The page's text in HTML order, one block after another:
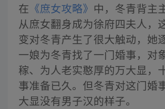
在 《庶女攻略》 中，冬青背主
从庶女翻身成为徐府四夫人，
变对冬青产生了很大触动，她
一娘为冬青找了一门婚事，对
稼、为人老实憨厚的万大显，
事准备已久。但冬青对这门婚
大显没有男子汉的样子。